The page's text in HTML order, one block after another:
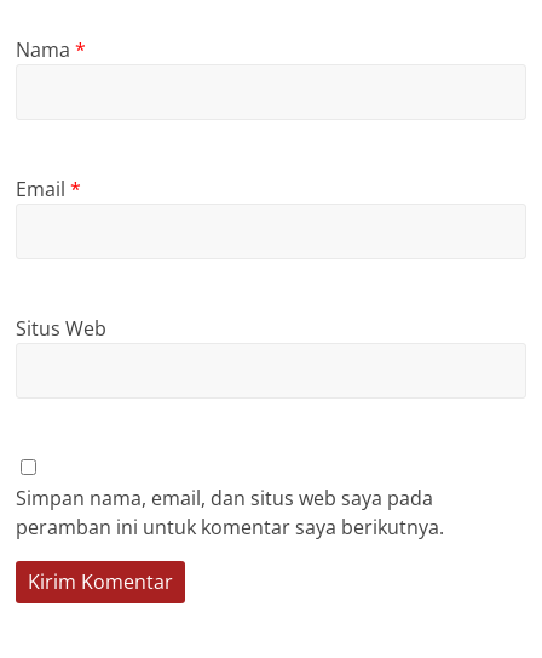
Nama*
Email*
Situs Web
Simpan nama, email, dan situs web saya pada
peramban ini untuk komentar saya berikutnya.